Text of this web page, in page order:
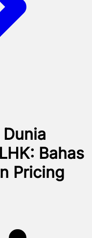
Bahas
Pricing